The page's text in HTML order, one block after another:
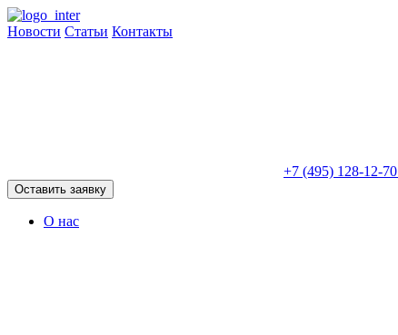
Новости Статьи Контакты
+7 (495) 128-12-70
Оставить заявку
О нас